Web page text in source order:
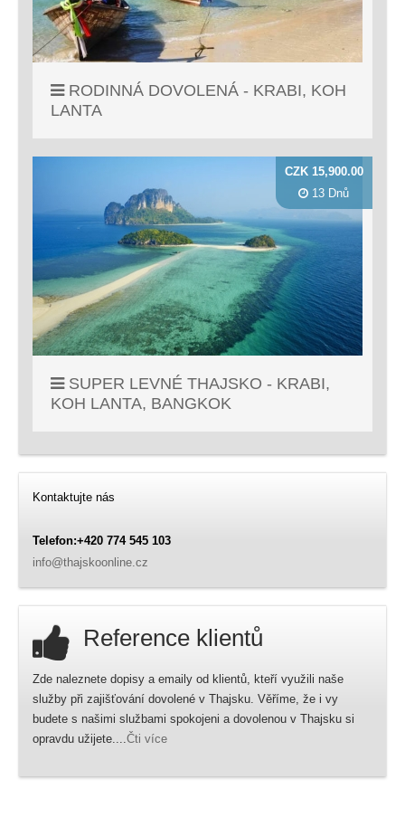
RODINNÁ DOVOLENÁ - KRABI, KOH
LANTA
SUPER LEVNÉ THAJSKO - KRABI,
KOH LANTA, BANGKOK
CZK 15,900.00
13 Dnů
Kontaktujte nás
Telefon:+420 774 545 103
info@thajskoonline.cz
Reference klientů
Zde naleznete dopisy a emaily od klientů, kteří využili naše
služby při zajišťování dovolené v Thajsku. Věříme, že i vy
budete s našimi službami spokojeni a dovolenou v Thajsku si
opravdu užijete....Čti více